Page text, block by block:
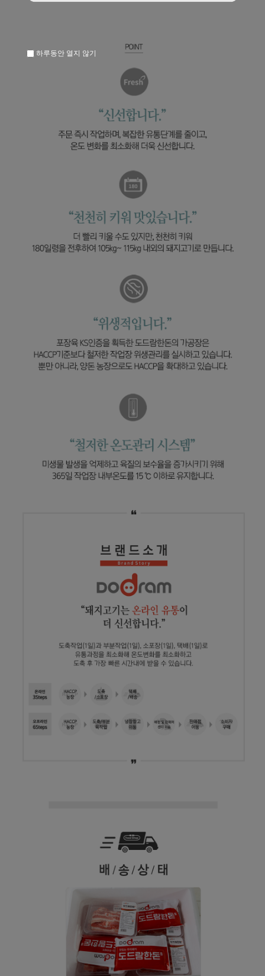
하루동안 열지 않기